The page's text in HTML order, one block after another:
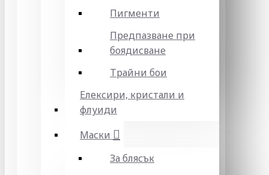
Пигменти
Предпазване при
боядисване
Трайни бои
Елексири, кристали и
флуиди
Маски
За блясък